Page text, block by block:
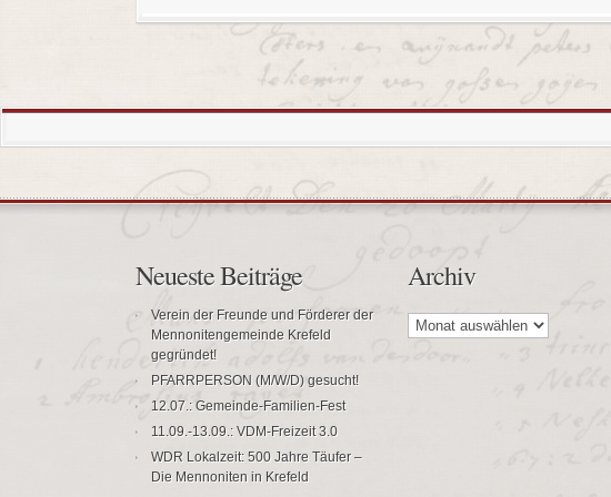
Neueste Beiträge
Verein der Freunde und Förderer der
Mennonitengemeinde Krefeld
gegründet!
PFARRPERSON (M/W/D) gesucht!
12.07.: Gemeinde-Familien-Fest
11.09.-13.09.: VDM-Freizeit 3.0
WDR Lokalzeit: 500 Jahre Täufer –
Die Mennoniten in Krefeld
Archiv
Archiv